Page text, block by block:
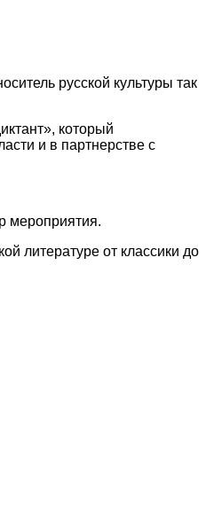
русской культуры так
который
и в партнерстве с
мероприятия.
литературе от классики до